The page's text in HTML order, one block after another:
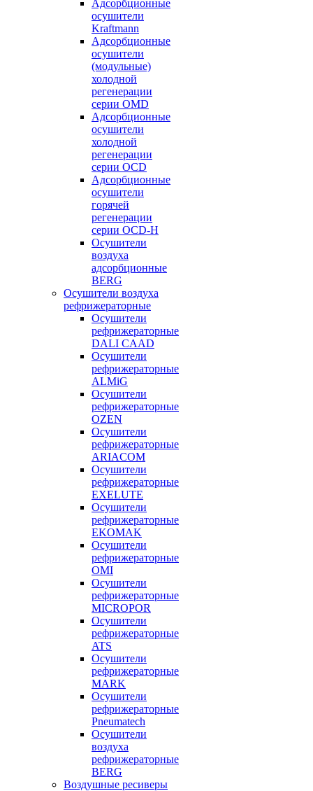
Адсорбционные
осушители
Kraftmann
Адсорбционные
осушители
(модульные)
холодной
регенерации
серии OMD
Адсорбционные
осушители
холодной
регенерации
серии OCD
Адсорбционные
осушители
горячей
регенерации
серии OСD-H
Осушители
воздуха
адсорбционные
BERG
Осушители воздуха
рефрижераторные
Осушители
рефрижераторные
DALI CAAD
Осушители
рефрижераторные
ALMiG
Осушители
рефрижераторные
OZEN
Осушители
рефрижераторные
ARIACOM
Осушители
рефрижераторные
EXELUTE
Осушители
рефрижераторные
EKOMAK
Осушители
рефрижераторные
OMI
Осушители
рефрижераторные
MICROPOR
Осушители
рефрижераторные
ATS
Осушители
рефрижераторные
MARK
Осушители
рефрижераторные
Pneumatech
Осушители
воздуха
рефрижераторные
BERG
Воздушные ресиверы